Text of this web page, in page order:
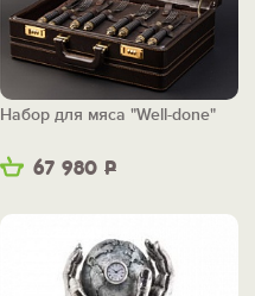
67 980 Р
Набор для мяса "Well-done"